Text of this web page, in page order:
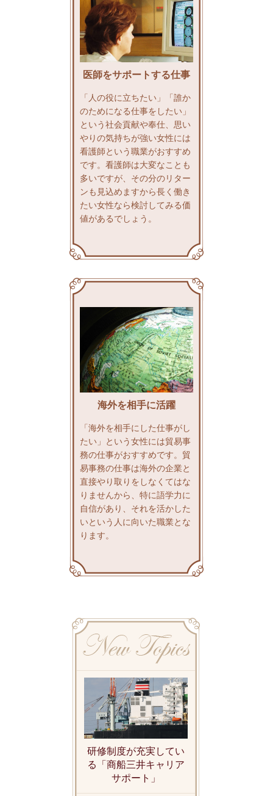
医師をサポートする仕事
「人の役に立ちたい」「誰か
のためになる仕事をしたい」
という社会貢献や奉仕、思い
やりの気持ちが強い女性には
看護師という職業がおすすめ
です。看護師は大変なことも
多いですが、その分のリター
ンも見込めますから長く働き
たい女性なら検討してみる価
値があるでしょう。
海外を相手に活躍
「海外を相手にした仕事がし
たい」という女性には貿易事
務の仕事がおすすめです。貿
易事務の仕事は海外の企業と
直接やり取りをしなくてはな
りませんから、特に語学力に
自信があり、それを活かした
いという人に向いた職業とな
ります。
研修制度が充実してい
る「商船三井キャリア
サポート」